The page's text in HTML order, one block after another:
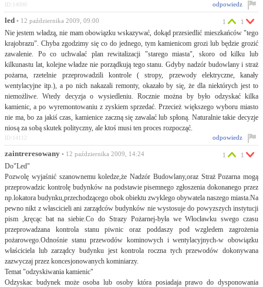
odpowiedz
ID:14090
led • 12 października 2009, 09:00
Nie jestem władzą, nie mam obowiązku wskazywać, dokąd przesiedlić mieszkańców "tego
krajobrazu". Chyba zgodzimy się co do jednego, tym kamienicom grozi lub będzie grozić
zawalenie. Po co uchwalać plan rewitalizacji "starego miasta", skoro od kilku lub
kilkunastu lat, kolejne władze nie porządkują tego stanu. Gdyby nadzór budowlany i straż
pożarna, rzetelnie przeprowadzili kontrole ( stropy, przewody elektryczne, kanały
wentylacyjne itp.), a po nich nakazali remonty, okazało by się, że dla niektórych jest to
niemożliwe. Wtedy decyzja o wysiedleniu. Rocznie można by było odzyskać kilka
kamienic, a po wyremontowaniu z zyskiem sprzedać. Przecież większego wyboru miasto
nie ma, bo za jakiś czas, kamienice zaczną się zawalać lub spłoną. Naturalnie takie decyzje
niosą za sobą skutek polityczny, ale ktoś musi ten proces rozpocząć.
1 1
odpowiedz
ID:14112
zaintreresowany • 12 października 2009, 14:24
Do"Led"
Pozwolę wyjaśnić szanownemu koledze,że Nadzór Budowlany,oraz Straż Pozarna mogą
przeprowadzic kontrolę budynków na podstawie pisemnego zgłoszenia dokonanego przez
np.lokatora budynku,przechodzącego obok obiektu zwyklego obywatela naszego miasta.Na
pewno nikt z włascicieli ani zarządców budynków nie wystosuje do powyzszych instytucji
pism ,kręcąc bat na siebie.Co do Strazy Pożarnej-była we Włocławku swego czasu
przeprowadzana kontrola stanu piwnic oraz poddaszy pod wzgledem zagrożenia
pożarowego.Odnośnie stanu przewodów kominowych i wentylacyjnych-w obowiązku
właściciela lub zarządcy budynku jest kontrola roczna tych przewodów dokonywana
zazwyczaj przez koncesjonowanych kominiarzy.
Temat "odzyskiwania kamienic"
Odzyskac budynek może osoba lub osoby która posiadaja prawo do dysponowania
1 1